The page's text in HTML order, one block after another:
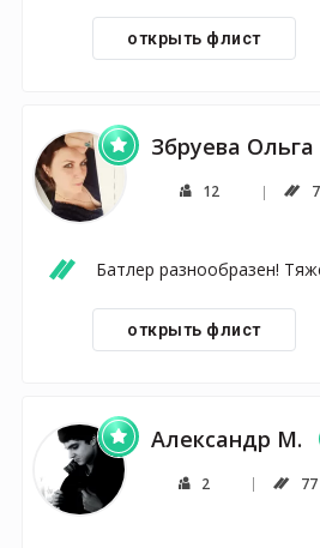
открыть флист
Збруева Ольга
12
Батлер разнообразен!
открыть флист
Александр М.
2 77